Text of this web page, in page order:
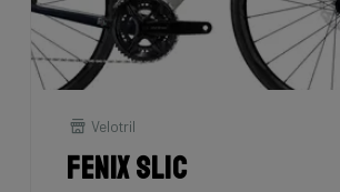
Velotril
Fenix SLiC